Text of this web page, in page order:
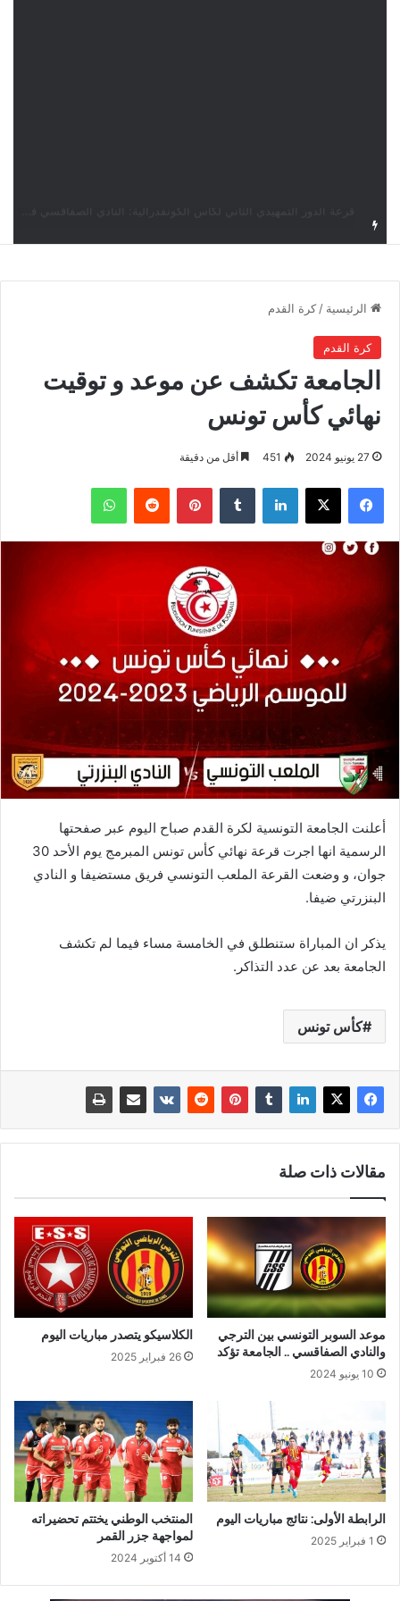
الرئيسية / كرة القدم
كرة القدم
الجامعة تكشف عن موعد و توقيت
نهائي كأس تونس
27 يونيو 2024 451 أقل من دقيقة
فيسبوك ‫X لينكدإن بينتيريست واتساب
أعلنت الجامعة التونسية لكرة القدم صباح اليوم عبر صفحتها
الرسمية انها اجرت قرعة نهائي كأس تونس المبرمج يوم الأحد 30
جوان، و وضعت القرعة الملعب التونسي فريق مستضيفا و النادي
البنزرتي ضيفا.
يذكر ان المباراة ستنطلق في الخامسة مساء فيما لم تكشف
الجامعة بعد عن عدد التذاكر.
كأس تونس
مقالات ذات صلة
موعد السوبر التونسي بين الترجي
والنادي الصفاقسي .. الجامعة تؤكد
10 يونيو 2024
الكلاسيكو يتصدر مباريات اليوم
26 فبراير 2025
الرابطة الأولى: نتائج مباريات اليوم
1 فبراير 2025
المنتخب الوطني يختتم تحضيراته
لمواجهة جزر القمر
14 أكتوبر 2024